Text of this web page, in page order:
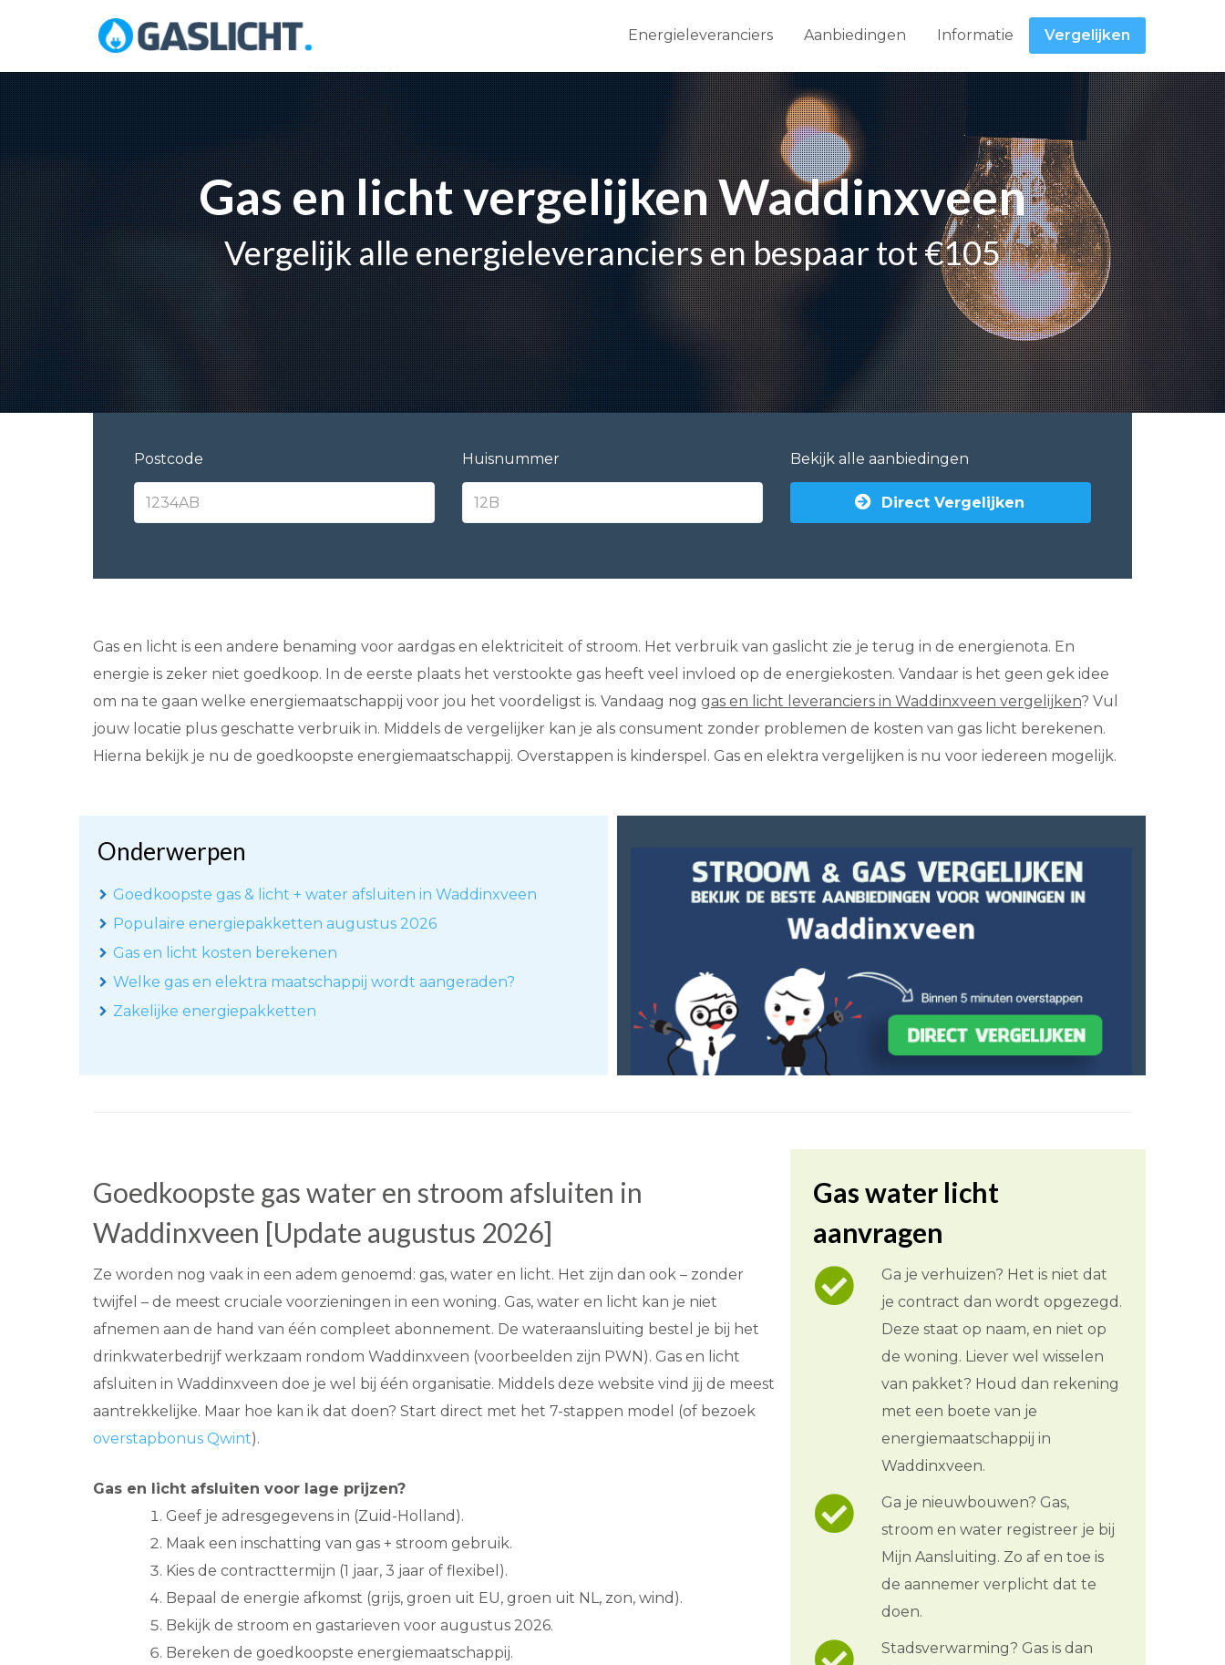
Energieleveranciers Aanbiedingen Informatie Vergelijken
Skip
to
content
Gas en licht vergelijken Waddinxveen
Vergelijk alle energieleveranciers en bespaar tot €105
Postcode Huisnummer Bekijk alle aanbiedingen
Direct Vergelijken
Gas en licht is een andere benaming voor aardgas en elektriciteit of stroom. Het verbruik van gaslicht zie je terug in de energienota. En
energie is zeker niet goedkoop. In de eerste plaats het verstookte gas heeft veel invloed op de energiekosten. Vandaar is het geen gek idee
om na te gaan welke energiemaatschappij voor jou het voordeligst is. Vandaag nog gas en licht leveranciers in Waddinxveen vergelijken? Vul
jouw locatie plus geschatte verbruik in. Middels de vergelijker kan je als consument zonder problemen de kosten van gas licht berekenen.
Hierna bekijk je nu de goedkoopste energiemaatschappij. Overstappen is kinderspel. Gas en elektra vergelijken is nu voor iedereen mogelijk.
Onderwerpen
Goedkoopste gas & licht + water afsluiten in Waddinxveen
Populaire energiepakketten augustus 2026
Gas en licht kosten berekenen
Welke gas en elektra maatschappij wordt aangeraden?
Zakelijke energiepakketten
Goedkoopste gas water en stroom afsluiten in
Waddinxveen [Update augustus 2026]
Ze worden nog vaak in een adem genoemd: gas, water en licht. Het zijn dan ook – zonder
twijfel – de meest cruciale voorzieningen in een woning. Gas, water en licht kan je niet
afnemen aan de hand van één compleet abonnement. De wateraansluiting bestel je bij het
drinkwaterbedrijf werkzaam rondom Waddinxveen (voorbeelden zijn PWN). Gas en licht
afsluiten in Waddinxveen doe je wel bij één organisatie. Middels deze website vind jij de meest
aantrekkelijke. Maar hoe kan ik dat doen? Start direct met het 7-stappen model (of bezoek
overstapbonus Qwint).
Gas en licht afsluiten voor lage prijzen?
Geef je adresgegevens in (Zuid-Holland).
Maak een inschatting van gas + stroom gebruik.
Kies de contracttermijn (1 jaar, 3 jaar of flexibel).
Bepaal de energie afkomst (grijs, groen uit EU, groen uit NL, zon, wind).
Bekijk de stroom en gastarieven voor augustus 2026.
Bereken de goedkoopste energiemaatschappij.
Gas water licht
aanvragen
Ga je verhuizen? Het is niet dat
je contract dan wordt opgezegd.
Deze staat op naam, en niet op
de woning. Liever wel wisselen
van pakket? Houd dan rekening
met een boete van je
energiemaatschappij in
Waddinxveen.
Ga je nieuwbouwen? Gas,
stroom en water registreer je bij
Mijn Aansluiting. Zo af en toe is
de aannemer verplicht dat te
doen.
Stadsverwarming? Gas is dan